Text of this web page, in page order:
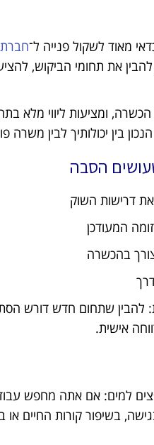
מאוד לשקול פנייה ל־
את תחומי הביקוש,
ומציעות ליווי מלא
בין יכולותיך לבין
הסבה
דרישות השוק
המעודכן
בהכשרה
שתחום חדש דורש
אישית.
למים: אם אתה מחפש
בשיפור קורות החיים